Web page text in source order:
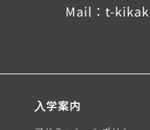
Mail： t-
⼊学案内